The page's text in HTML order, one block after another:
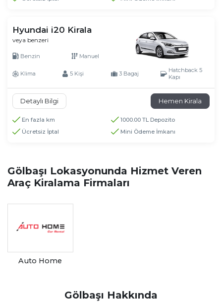
Hyundai i20 Kirala
veya benzeri
Benzin Manuel
Klima 5 Kişi 3 Bagaj
Hatchback 5
Kapı
Detaylı Bilgi Hemen Kirala
En fazla km
1000.00 TL Depozito
Ücretsiz İptal
Mini Ödeme İmkanı
Gölbaşı Lokasyonunda Hizmet Veren
Araç Kiralama Firmaları
Auto Home
Gölbaşı Hakkında